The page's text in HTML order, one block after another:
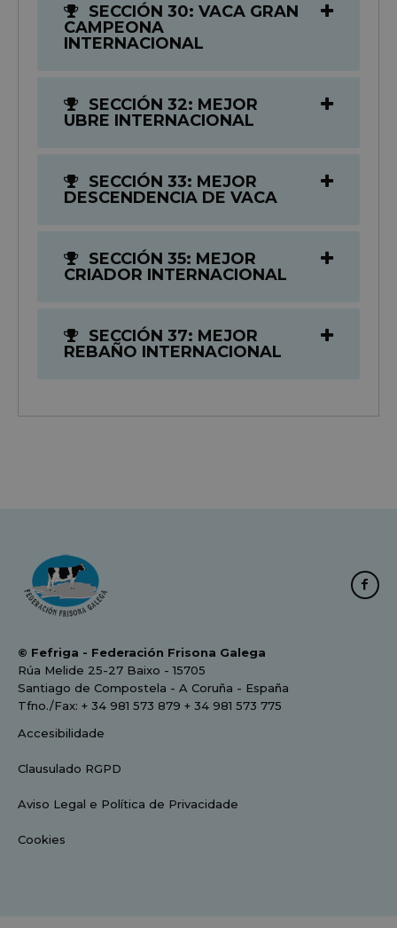
SECCIÓN 30: VACA GRAN
CAMPEONA
INTERNACIONAL
SECCIÓN 32: MEJOR
UBRE INTERNACIONAL
SECCIÓN 33: MEJOR
DESCENDENCIA DE VACA
SECCIÓN 35: MEJOR
CRIADOR INTERNACIONAL
SECCIÓN 37: MEJOR
REBAÑO INTERNACIONAL
© Fefriga - Federación Frisona Galega
Rúa Melide 25-27 Baixo - 15705
Santiago de Compostela - A Coruña - España
Tfno./Fax: + 34 981 573 879 + 34 981 573 775
Accesibilidade
Clausulado RGPD
Aviso Legal e Política de Privacidade
Cookies